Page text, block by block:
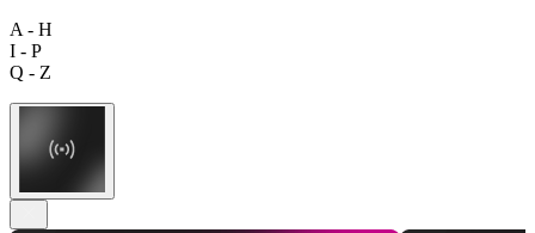
A - H
I - P
Q - Z